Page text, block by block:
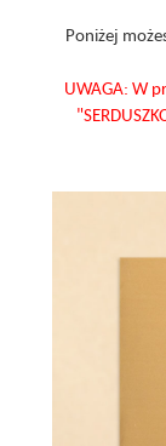
Poniżej
UWAGA: W